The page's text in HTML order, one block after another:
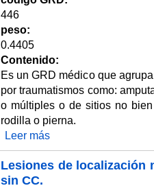
446
peso:
0.4405
Contenido:
Es un GRD médico que
por traumatismos como:
o múltiples o de sitios no
rodilla o pierna.
Leer más
Lesiones de localización
sin CC.